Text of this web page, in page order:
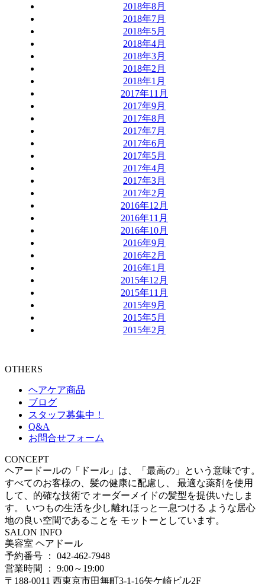
2018年8月
2018年7月
2018年5月
2018年4月
2018年3月
2018年2月
2018年1月
2017年11月
2017年9月
2017年8月
2017年7月
2017年6月
2017年5月
2017年4月
2017年3月
2017年2月
2016年12月
2016年11月
2016年10月
2016年9月
2016年2月
2016年1月
2015年12月
2015年11月
2015年9月
2015年5月
2015年2月
OTHERS
ヘアケア商品
ブログ
スタッフ募集中！
Q&A
お問合せフォーム
CONCEPT
ヘアードールの「ドール」は、「最高の」という意味です。
すべてのお客様の、髪の健康に配慮し、 最適な薬剤を使用
して、的確な技術で オーダーメイドの髪型を提供いたしま
す。 いつもの生活を少し離れほっと一息つける ような居心
地の良い空間であることを モットーとしています。
SALON INFO
美容室 ヘアドール
予約番号 ： 042-462-7948
営業時間 ： 9:00～19:00
〒188-0011 西東京市田無町3-1-16矢ケ崎ビル2F